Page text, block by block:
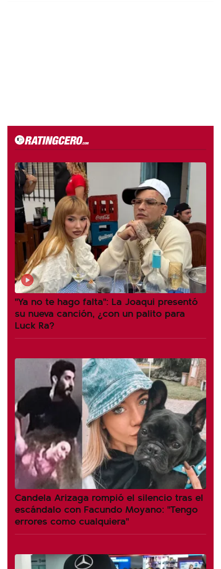
"Ya no te hago falta": La Joaqui presentó
su nueva canción, ¿con un palito para
Luck Ra?
Candela Arizaga rompió el silencio tras el
escándalo con Facundo Moyano: "Tengo
errores como cualquiera"